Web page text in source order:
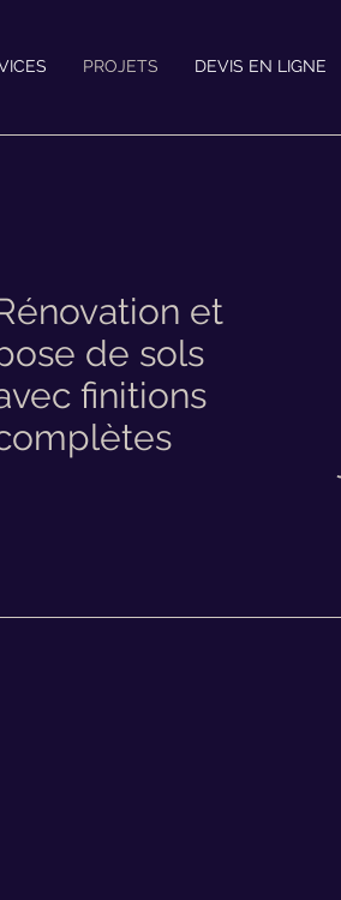
PROJETS DEVIS EN LIGNE
et
de sols
finitions